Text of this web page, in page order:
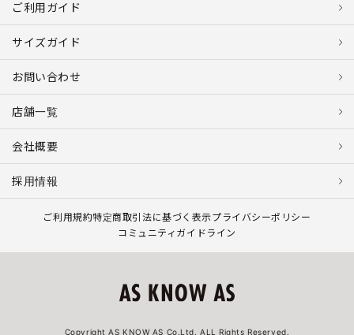
ご利用ガイド
サイズガイド
お問い合わせ
店舗一覧
会社概要
採用情報
ご利用規約特定商取引法に基づく表示プライバシーポリシー
コミュニティガイドライン
Copyright AS KNOW AS Co.Ltd. ALL Rights Reserved.